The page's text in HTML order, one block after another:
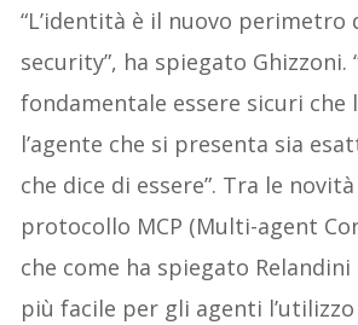
“L’identità è il nuovo perimetro
security”, ha spiegato Ghizzoni.
fondamentale essere sicuri che
l’agente che si presenta sia
che dice di essere”. Tra le
protocollo MCP (Multi-agent
che come ha spiegato
più facile per gli agenti